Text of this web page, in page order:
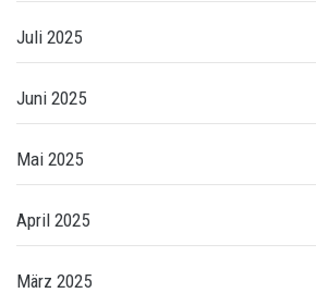
Juli 2025
Juni 2025
Mai 2025
April 2025
März 2025